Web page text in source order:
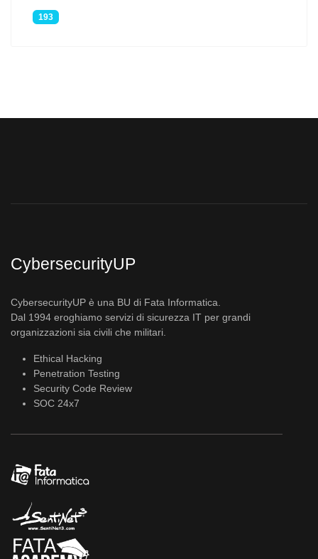
193
CybersecurityUP
CybersecurityUP è una BU di Fata Informatica.
Dal 1994 eroghiamo servizi di sicurezza IT per grandi
organizzazioni sia civili che militari.
Ethical Hacking
Penetration Testing
Security Code Review
SOC 24x7